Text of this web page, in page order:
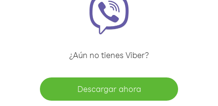
¿Aún no tienes Viber?
Descargar ahora